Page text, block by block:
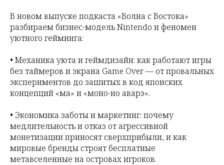
В новом выпуске подкаста «Волна с Востока»
разбираем бизнес-модель Nintendo и феномен
уютного гейминга:
• Механика уюта и геймдизайн: как работают игры
без таймеров и экрана Game Over — от провальных
экспериментов до зашитых в код японских
концепций «ма» и «моно-но аварэ».
• Экономика заботы и маркетинг: почему
медлительность и отказ от агрессивной
монетизации приносят сверхприбыли, и как
мировые бренды строят бесплатные
метавселенные на островах игроков.